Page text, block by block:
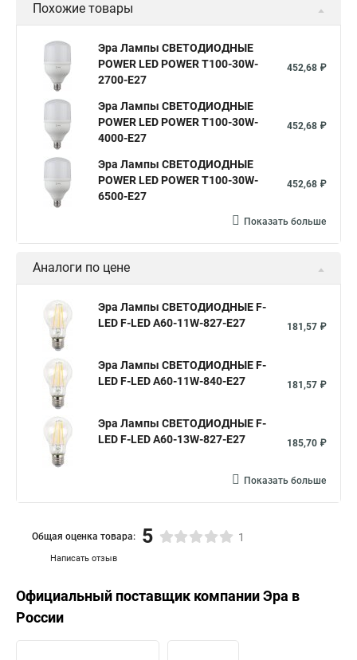
Похожие товары
Эра Лампы СВЕТОДИОДНЫЕ
POWER LED POWER T100-30W-
2700-E27
452,68 ₽
Эра Лампы СВЕТОДИОДНЫЕ
POWER LED POWER T100-30W-
4000-E27
452,68 ₽
Эра Лампы СВЕТОДИОДНЫЕ
POWER LED POWER T100-30W-
6500-E27
452,68 ₽
Показать больше
Аналоги по цене
Эра Лампы СВЕТОДИОДНЫЕ F-
LED F-LED A60-11W-827-E27
181,57 ₽
Эра Лампы СВЕТОДИОДНЫЕ F-
LED F-LED A60-11W-840-E27
181,57 ₽
Эра Лампы СВЕТОДИОДНЫЕ F-
LED F-LED A60-13W-827-E27
185,70 ₽
Показать больше
Написать отзыв
Общая оценка товара: 5 1
Официальный поставщик компанииЭра в
России